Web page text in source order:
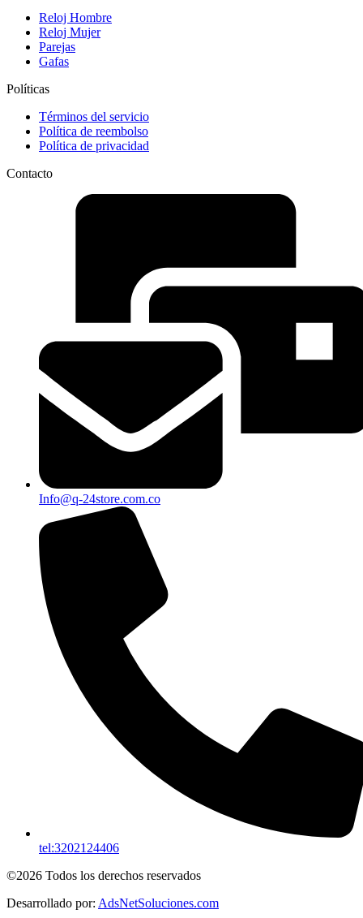
Reloj Hombre
Reloj Mujer
Parejas
Gafas
Políticas
Términos del servicio
Política de reembolso
Política de privacidad
Contacto
Info@q-24store.com.co
tel:3202124406
©2026 Todos los derechos reservados
Desarrollado por: AdsNetSoluciones.com